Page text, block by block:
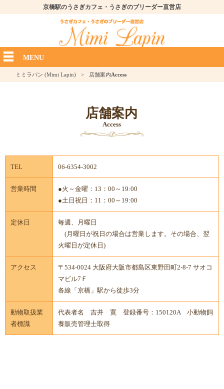
京橋駅のうさぎカフェ・うさぎのブリーダー直営店
MENU
ミミラパン (Mimi Lapin) > 店舗案内Access
店舗案内
Access
TEL 06-6354-3002
営業時間
●火～金曜：13：00～19:00
●土日祝日：11：00～19:00
定休日
毎週、月曜日
(月曜日が祝日の場合は営業します。その場合、翌
火曜日が定休日)
アクセス
〒534-0024 大阪府大阪市都島区東野田町2-8-7 サオコ
マビル7Ｆ
各線「京橋」駅から徒歩3分
動物取扱業
者標識
代表者名 吉井 寛 登録番号：150120A 小動物飼
養販売管理士取得